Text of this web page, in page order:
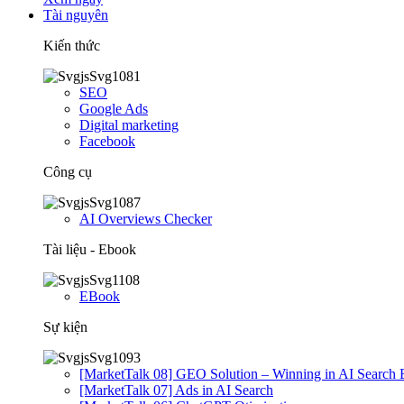
Tài nguyên
Kiến thức
SEO
Google Ads
Digital marketing
Facebook
Công cụ
AI Overviews Checker
Tài liệu - Ebook
EBook
Sự kiện
[MarketTalk 08] GEO Solution – Winning in AI Search
[MarketTalk 07] Ads in AI Search